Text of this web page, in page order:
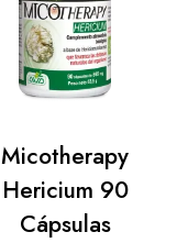
Micotherapy
Hericium 90
Cápsulas